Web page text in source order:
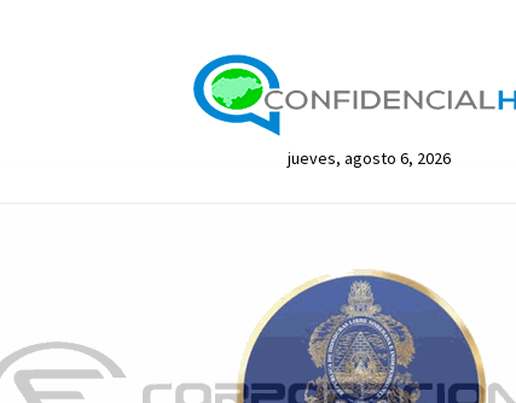
jueves, agosto 6, 2026